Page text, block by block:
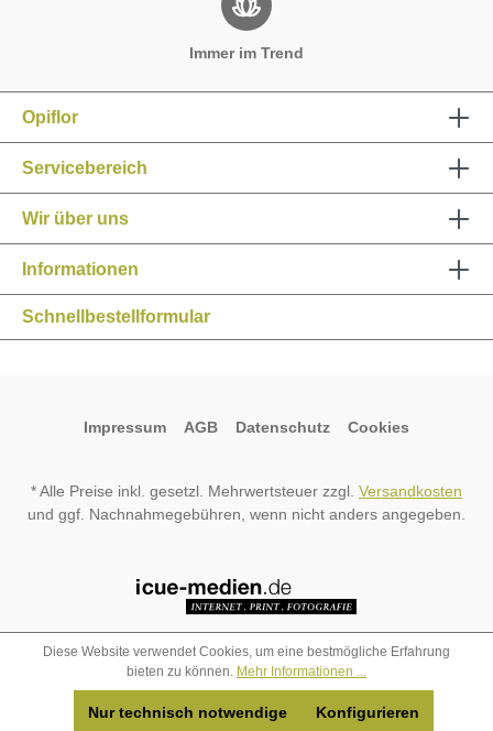
Immer im Trend
Opiflor
Servicebereich
Wir über uns
Informationen
Schnellbestellformular
Impressum AGB Datenschutz Cookies
* Alle Preise inkl. gesetzl. Mehrwertsteuer zzgl. Versandkosten
und ggf. Nachnahmegebühren, wenn nicht anders angegeben.
Diese Website verwendet Cookies, um eine bestmögliche Erfahrung
bieten zu können. Mehr Informationen ...
Nur technisch notwendige Konfigurieren